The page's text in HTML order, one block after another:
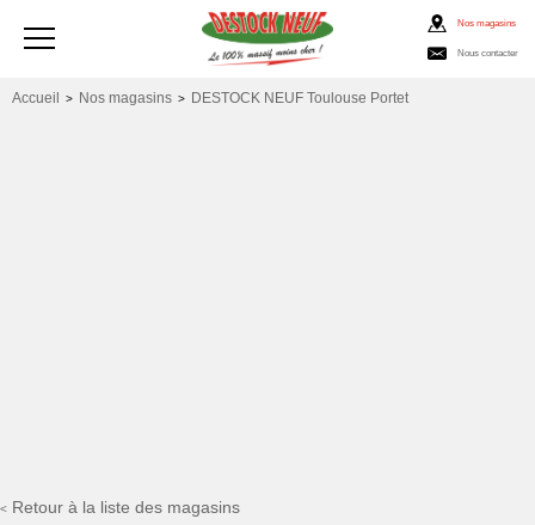
Nos magasins
Nous contacter
Accueil > Nos magasins > DESTOCK NEUF Toulouse Portet
< Retour à la liste des magasins